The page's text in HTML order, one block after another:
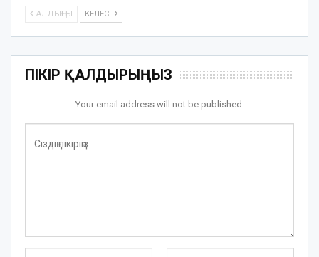
АЛДЫҢҒЫ КЕЛЕСІ
ПІКІР ҚАЛДЫРЫҢЫЗ
Your email address will not be published.